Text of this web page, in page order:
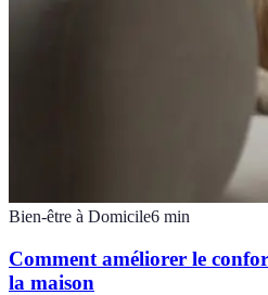
Bien-être à Domicile6 min
Comment améliorer le
la maison